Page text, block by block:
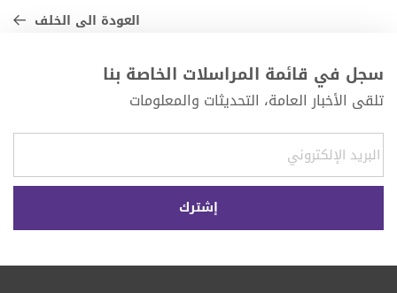
العودة الى الخلف
سجل في قائمة المراسلات الخاصة بنا
تلقى الأخبار العامة، التحديثات والمعلومات